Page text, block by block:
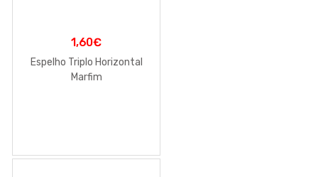
1,60€
Espelho Triplo Horizontal
Marfim